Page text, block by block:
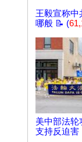
王毅宣称中
哪般 📝 (
美中部法轮
支持反迫害